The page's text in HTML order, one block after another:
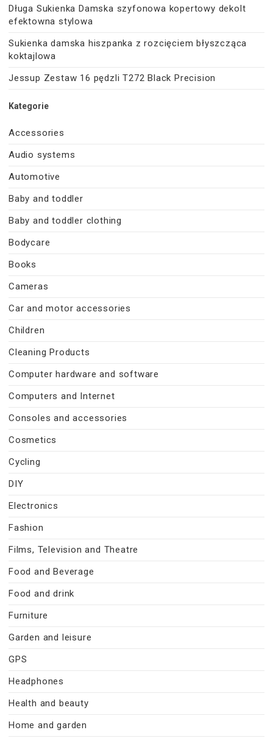
Długa Sukienka Damska szyfonowa kopertowy dekolt
efektowna stylowa
Sukienka damska hiszpanka z rozcięciem błyszcząca
koktajlowa
Jessup Zestaw 16 pędzli T272 Black Precision
Kategorie
Accessories
Audio systems
Automotive
Baby and toddler
Baby and toddler clothing
Bodycare
Books
Cameras
Car and motor accessories
Children
Cleaning Products
Computer hardware and software
Computers and Internet
Consoles and accessories
Cosmetics
Cycling
DIY
Electronics
Fashion
Films, Television and Theatre
Food and Beverage
Food and drink
Furniture
Garden and leisure
GPS
Headphones
Health and beauty
Home and garden